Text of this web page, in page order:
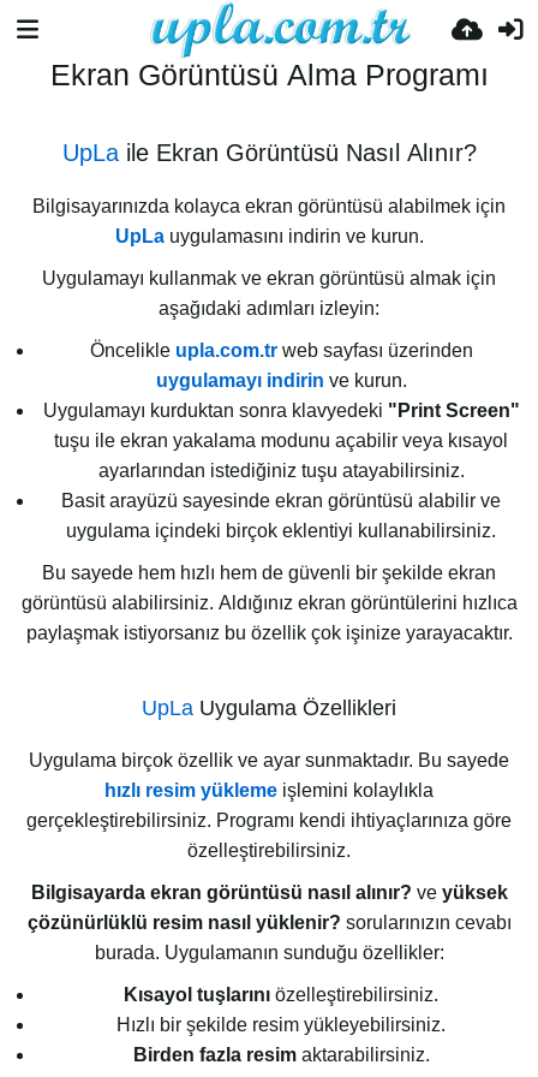
Ekran Görüntüsü Alma Programı
UpLaile Ekran Görüntüsü Nasıl Alınır?
Bilgisayarınızda kolayca ekran görüntüsü alabilmek için
UpLauygulamasını indirin ve kurun.
Uygulamayı kullanmak ve ekran görüntüsü almak için
aşağıdaki adımları izleyin:
Öncelikle upla.com.trweb sayfası üzerinden
uygulamayı indirin ve kurun.
Uygulamayı kurduktan sonra klavyedeki "Print Screen"
tuşu ile ekran yakalama modunu açabilir veya kısayol
ayarlarından istediğiniz tuşu atayabilirsiniz.
Basit arayüzü sayesinde ekran görüntüsü alabilir ve
uygulama içindeki birçok eklentiyi kullanabilirsiniz.
Bu sayede hem hızlı hem de güvenli bir şekilde ekran
görüntüsü alabilirsiniz. Aldığınız ekran görüntülerini hızlıca
paylaşmak istiyorsanız bu özellik çok işinize yarayacaktır.
UpLa Uygulama Özellikleri
Uygulama birçok özellik ve ayar sunmaktadır. Bu sayede
hızlı resim yükleme işlemini kolaylıkla
gerçekleştirebilirsiniz. Programı kendi ihtiyaçlarınıza göre
özelleştirebilirsiniz.
Bilgisayarda ekran görüntüsü nasıl alınır? ve yüksek
çözünürlüklü resim nasıl yüklenir? sorularınızın cevabı
burada. Uygulamanın sunduğu özellikler:
Kısayol tuşlarını özelleştirebilirsiniz.
Hızlı bir şekilde resim yükleyebilirsiniz.
Birden fazla resimaktarabilirsiniz.